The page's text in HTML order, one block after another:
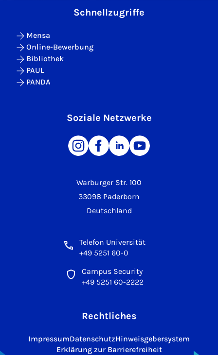
Warburger Str. 100
33098 Paderborn
Deutschland
Telefon Universität
+49 5251 60-0
Campus Security
+49 5251 60-2222
Schnellzugriffe
Mensa
Online-Bewerbung
Bibliothek
PAUL
PANDA
Soziale Netzwerke
Rechtliches
ImpressumDatenschutzHinweisgebersystem
Erklärung zur Barrierefreiheit